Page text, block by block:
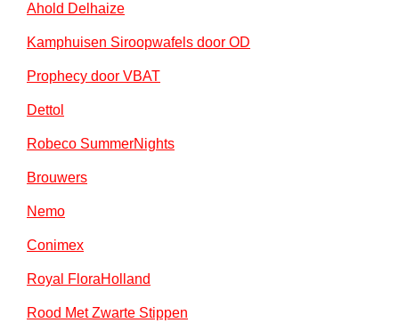
Ahold Delhaize
Kamphuisen Siroopwafels door OD
Prophecy door VBAT
Dettol
Robeco SummerNights
Brouwers
Nemo
Conimex
Royal FloraHolland
Rood Met Zwarte Stippen